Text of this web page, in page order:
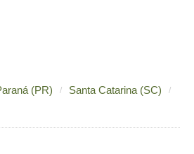
(PR)
Santa Catarina (SC)